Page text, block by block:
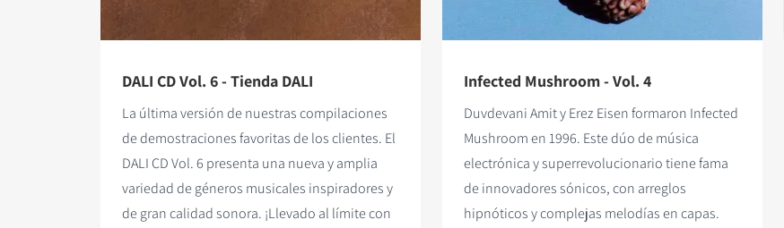
DALI CD Vol. 6 - Tienda DALI
La última versión de nuestras compilaciones
de demostraciones favoritas de los clientes. El
DALI CD Vol. 6 presenta una nueva y amplia
variedad de géneros musicales inspiradores y
de gran calidad sonora. ¡Llevado al límite con
Infected Mushroom - Vol. 4
Duvdevani Amit y Erez Eisen formaron Infected
Mushroom en 1996. Este dúo de música
electrónica y superrevolucionario tiene fama
de innovadores sónicos, con arreglos
hipnóticos y complejas melodías en capas.